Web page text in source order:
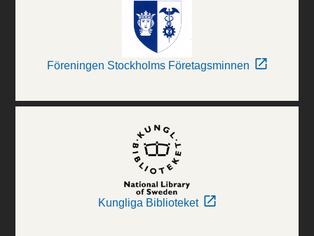
Föreningen Stockholms Företagsminnen
Kungliga Biblioteket